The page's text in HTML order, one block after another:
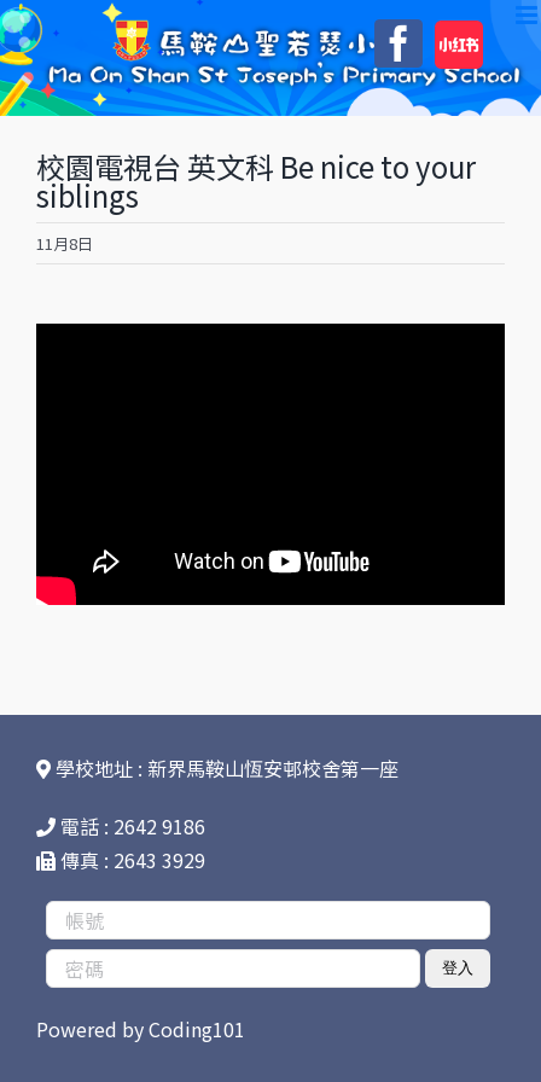
Skip
to
content
自
訂
校園電視台 英文科 Be nice to your
siblings
11月8日
學校地址 : 新界馬鞍山恆安邨校舍第一座
電話 : 2642 9186
傳真 : 2643 3929
登入
Powered byCoding101